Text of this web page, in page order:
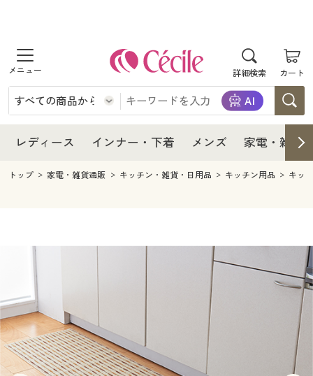
詳細検索 カート
商品を探す
レディース
レディースファッション
インナー・下着
インナー・下着通販すべて
メンズ下着
ジュニア・ティーンズ下着
メンズ
メンズファッション
メンズ下着
家電・雑貨すべて
キッチン・雑貨・日用品
寝具・インテリア・家具
家具・収納
寝具・ベッド
美容・健康
美容・健康通販すべて
美容・健康・サプリメント
制服・スクール
制服・スクールすべて
大きいサイズ
レディース インナー・下着 メンズ 家電・雑貨
レディース
レディース通販すべて
レディースファッション
インナー・下着
インナー・下着通販すべて
ジュニア・ティーンズ下着
メンズ
メンズ下着
家電
キッチン・雑貨・日用品
寝具・インテリア・家具通販すべて
家具・収納
寝具・ベッド
カーテン・ラグ・ファブリック
美容・健康
美容・健康通販すべて
美容・健康・サプリメント
制服・スクール
制服・スクールすべて
制服・学生服
大きいサイズ
大きいサイズ通販すべて
バーゲン
トップ 家電・雑貨通販 キッチン・雑貨・日用品 キッチン用品 キッ